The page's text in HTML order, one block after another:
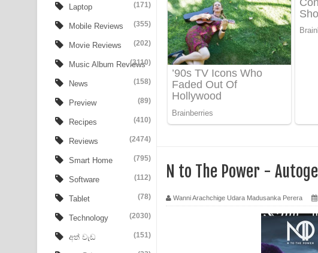
Tharu Yaye Dilena Song Lyrics - තරු යායේ දිලෙනා ගීතයේ පද පෙළ
Ow Man Sosa Song Lyrics - ඔව් මං සෝසා ගීතයේ පද පෙළ
Heavy Weight Song Lyrics
Aye Lanweela Song Lyrics - ආයේ ලංවීලා ගීතයේ පද පෙළ
BTS : Hooligan Lyrics
Apa Hamuwee Song Lyrics - අප හමුවී ගීතයේ පද පෙළ
PATHINIYE Song Lyrics - පතිනියනේ ගීතයේ පද පෙළ
Sorry Sir Song Lyrics - සොරි සර් ගීතයේ පද පෙළ
Laptop (171)
Mobile Reviews (355)
Movie Reviews (202)
Music Album Reviews
(3110)
News (158)
Preview (89)
Recipes (410)
Reviews (2474)
Smart Home (795)
Software (112)
Tablet (78)
Technology (2030)
අත් වැඩ (151)
N to The Power -
Wanni Arachchige Udara Madusanka Perera